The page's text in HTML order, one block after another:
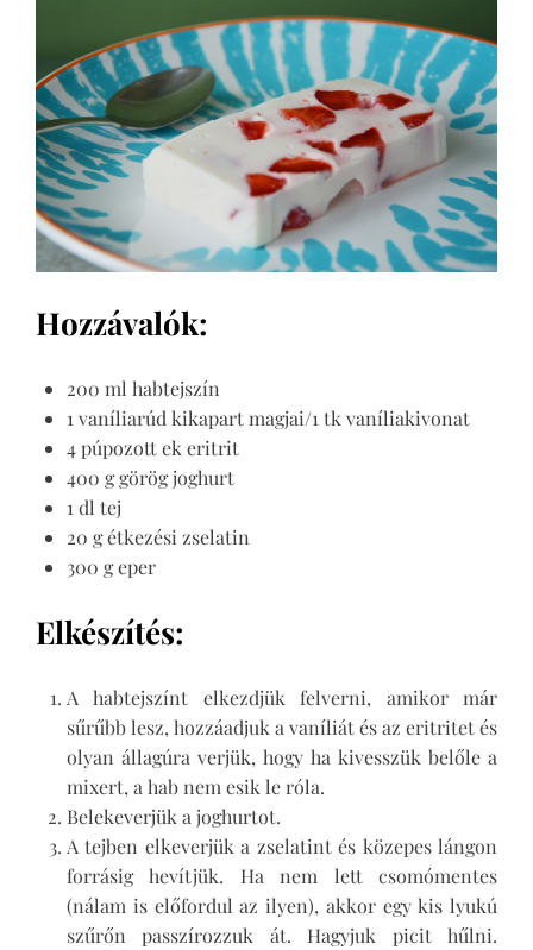
Hozzávalók:
200 ml habtejszín
1 vaníliarúd kikapart magjai/1 tk vaníliakivonat
4 púpozott ek eritrit
400 g görög joghurt
1 dl tej
20 g étkezési zselatin
300 g eper
Elkészítés:
A habtejszínt elkezdjük felverni, amikor már
sűrűbb lesz, hozzáadjuk a vaníliát és az eritritet és
olyan állagúra verjük, hogy ha kivesszük belőle a
mixert, a hab nem esik le róla.
Belekeverjük a joghurtot.
A tejben elkeverjük a zselatint és közepes lángon
forrásig hevítjük. Ha nem lett csomómentes
(nálam is előfordul az ilyen), akkor egy kis lyukú
szűrőn passzírozzuk át. Hagyjuk picit hűlni.